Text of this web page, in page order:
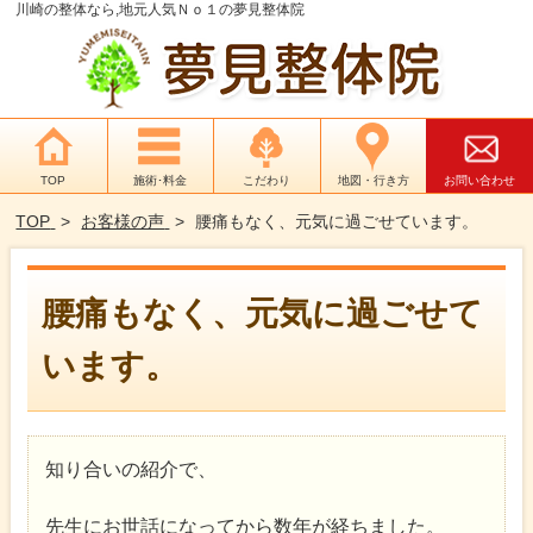
川崎の整体なら,地元人気Ｎｏ１の夢見整体院
TOP 施術･料金 こだわり 地図・行き方 お問い合わせ
TOP お客様の声 腰痛もなく、元気に過ごせています。
腰痛もなく、元気に過ごせて
います。
知り合いの紹介で、
先生にお世話になってから数年が経ちました。